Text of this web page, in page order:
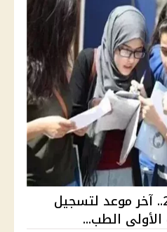
تنسيق الجامعات 2026.. آخر موعد لتسجيل
الطب...